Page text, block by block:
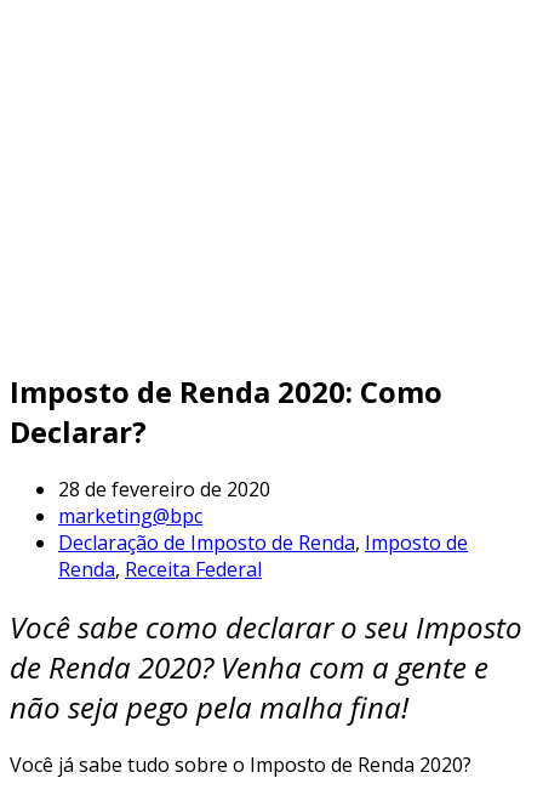
Imposto de Renda 2020: Como
Declarar?
28 de fevereiro de 2020
marketing@bpc
Declaração de Imposto de Renda, Imposto de
Renda, Receita Federal
Você sabe como declarar o seu Imposto
de Renda 2020? Venha com a gente e
não seja pego pela malha fina!
Você já sabe tudo sobre o Imposto de Renda 2020?